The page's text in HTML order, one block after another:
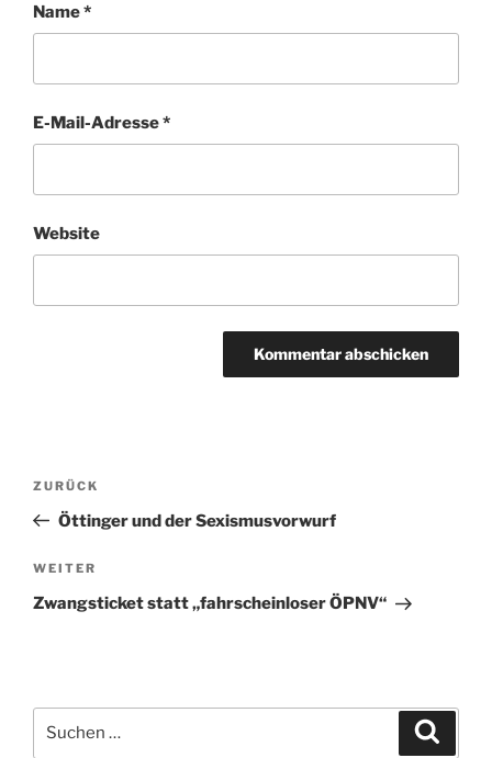
Name*
E-Mail-Adresse*
Website
Beitragsnavigation
Vorheriger
Beitrag
ZURÜCK
Öttinger und der Sexismusvorwurf
Nächster
Beitrag
WEITER
Zwangsticket statt „fahrscheinloser ÖPNV“
nach: